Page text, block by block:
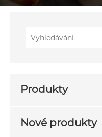
Produkty
Nové produkty